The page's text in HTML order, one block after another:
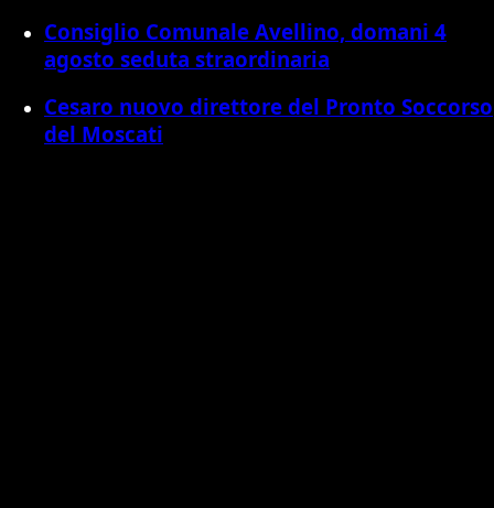
Consiglio Comunale Avellino, domani 4
agosto seduta straordinaria
Cesaro nuovo direttore del Pronto Soccorso
del Moscati